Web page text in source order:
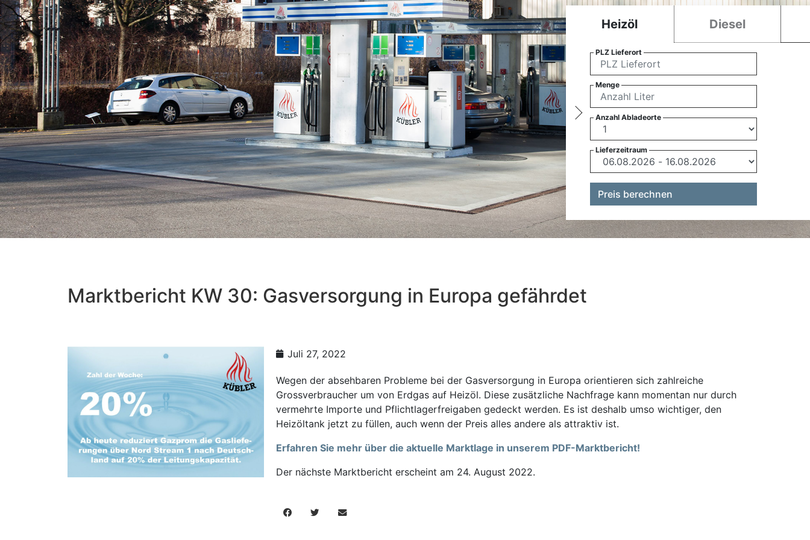
Heizöl Diesel
PLZ Lieferort
Menge
Anzahl Abladeorte
Lieferzeitraum
Preis berechnen
Marktbericht KW 30: Gasversorgung in Europa gefährdet
Juli 27, 2022
Wegen der absehbaren Probleme bei der Gasversorgung in Europa orientieren sich zahlreiche
Grossverbraucher um von Erdgas auf Heizöl. Diese zusätzliche Nachfrage kann momentan nur durch
vermehrte Importe und Pflichtlagerfreigaben gedeckt werden. Es ist deshalb umso wichtiger, den
Heizöltank jetzt zu füllen, auch wenn der Preis alles andere als attraktiv ist.
Erfahren Sie mehr über die aktuelle Marktlage in unserem PDF-Marktbericht!
Der nächste Marktbericht erscheint am 24. August 2022.